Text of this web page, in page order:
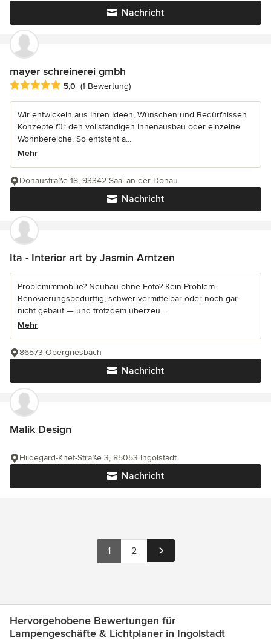
Nachricht
mayer schreinerei gmbh
Durchschnittliche Bewertung: 5 von 5 Sternen
5,0 (1 Bewertung)
Wir entwickeln aus Ihren Ideen, Wünschen und Bedürfnissen
Konzepte für den vollständigen Innenausbau oder einzelne
Wohnbereiche. So entsteht a...
Mehr
Nachricht
Donaustraße 18, 93342 Saal an der Donau
Ita - Interior art by Jasmin Arntzen
Problemimmobilie? Neubau ohne Foto? Kein Problem.
Renovierungsbedürftig, schwer vermittelbar oder noch gar
nicht gebaut — und trotzdem überzeu...
Mehr
Nachricht
86573 Obergriesbach
Malik Design
Nachricht
Hildegard-Knef-Straße 3, 85053 Ingolstadt
1 2
Hervorgehobene Bewertungen für
Lampengeschäfte & Lichtplaner in Ingolstadt